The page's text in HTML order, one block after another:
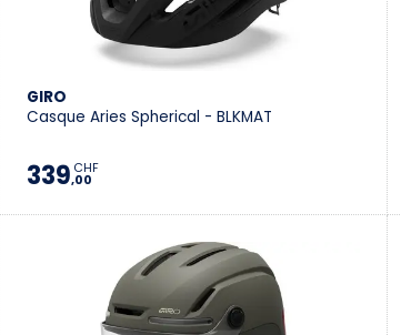
GIRO
Casque Aries Spherical - BLKMAT
339,00
CHF